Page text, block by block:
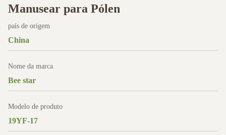
Manusear para Pólen
país de origem
China
Nome da marca
Bee star
Modelo de produto
19YF-17